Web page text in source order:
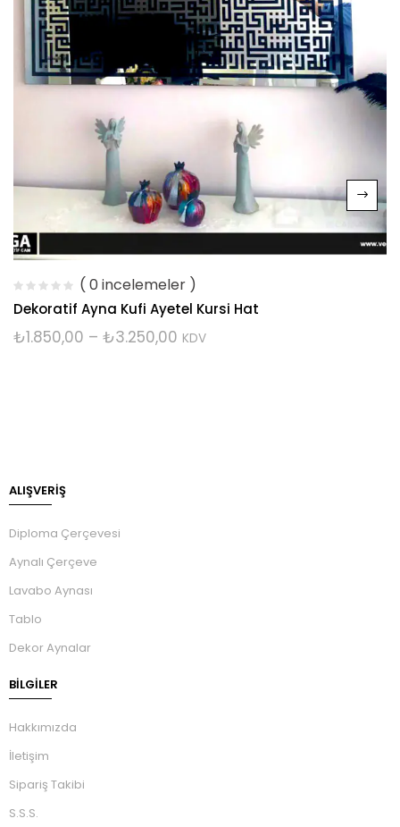
( 0 incelemeler )
Dekoratif Ayna Kufi Ayetel Kursi Hat
₺1.850,00 – ₺3.250,00 KDV
ALIŞVERİŞ
Diploma Çerçevesi
Aynalı Çerçeve
Lavabo Aynası
Tablo
Dekor Aynalar
BILGILER
Hakkımızda
İletişim
Sipariş Takibi
S.S.S.